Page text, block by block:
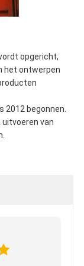
opgericht,
het ontwerpen
2012 begonnen.
uitvoeren van